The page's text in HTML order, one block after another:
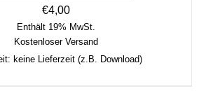
€4,00
Enthält 19% MwSt.
Kostenloser Versand
keine Lieferzeit (z.B. Download)